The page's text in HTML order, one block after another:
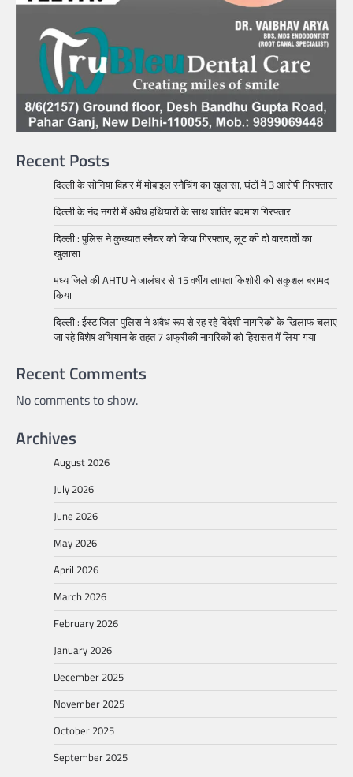
Recent Posts
दिल्ली के सोनिया विहार में मोबाइल स्नैचिंग का खुलासा, घंटों में 3 आरोपी गिरफ्तार
दिल्ली के नंद नगरी में अवैध हथियारों के साथ शातिर बदमाश गिरफ्तार
दिल्ली : पुलिस ने कुख्यात स्नैचर को किया गिरफ्तार, लूट की दो वारदातों का
खुलासा
मध्य जिले की AHTU ने जालंधर से 15 वर्षीय लापता किशोरी को सकुशल बरामद
किया
दिल्ली : ईस्ट जिला पुलिस ने अवैध रूप से रह रहे विदेशी नागरिकों के खिलाफ चलाए
जा रहे विशेष अभियान के तहत 7 अफ्रीकी नागरिकों को हिरासत में लिया गया
Recent Comments
No comments to show.
Archives
August 2026
July 2026
June 2026
May 2026
April 2026
March 2026
February 2026
January 2026
December 2025
November 2025
October 2025
September 2025